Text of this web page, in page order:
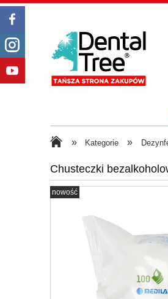
» Kategorie »
Chusteczki
nowość